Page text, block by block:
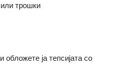
трошки
обложете ја тепсијата со